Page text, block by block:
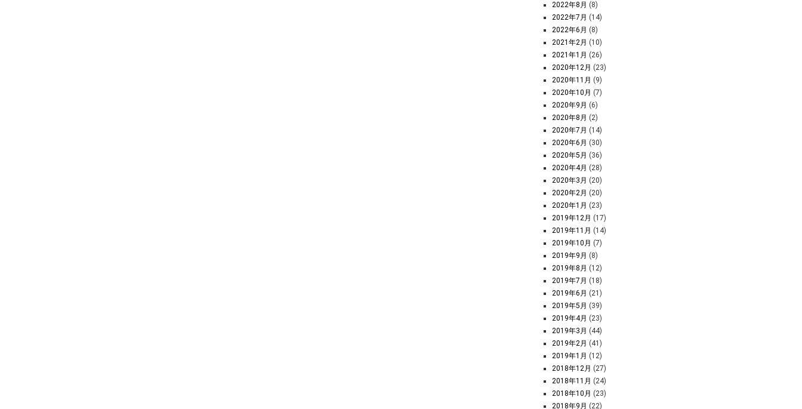
2022年8月 (8)
2022年7月 (14)
2022年6月 (8)
2021年2月 (10)
2021年1月 (26)
2020年12月 (23)
2020年11月 (9)
2020年10月 (7)
2020年9月 (6)
2020年8月 (2)
2020年7月 (14)
2020年6月 (30)
2020年5月 (36)
2020年4月 (28)
2020年3月 (20)
2020年2月 (20)
2020年1月 (23)
2019年12月 (17)
2019年11月 (14)
2019年10月 (7)
2019年9月 (8)
2019年8月 (12)
2019年7月 (18)
2019年6月 (21)
2019年5月 (39)
2019年4月 (23)
2019年3月 (44)
2019年2月 (41)
2019年1月 (12)
2018年12月 (27)
2018年11月 (24)
2018年10月 (23)
2018年9月 (22)